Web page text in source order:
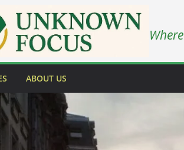
ABOUT US